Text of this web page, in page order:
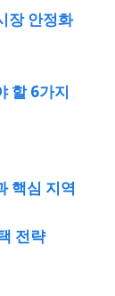
장 안정화
할 6가지
핵심 지역
전략